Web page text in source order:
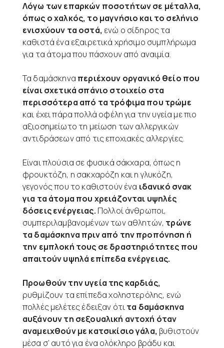
Λόγω των επαρκών ποσοτήτων σε μέταλλα,
όπως ο χαλκός, το μαγνήσιο και το σελήνιο
ενισχύουν τα οστά, ενώ ο σίδηρος τα
καθιστά ένα εξαιρετικά χρήσιμο συμπλήρωμα
για τα άτομα που πάσχουν από αναιμία.
Τα δαμάσκηνα περιέχουν οργανικό θείο που
είναι σχετικά σπάνιο στοιχείο στα
περισσότερα από τα τρόφιμα που τρώμε
και έχει πάρα πολλά οφέλη για την υγεία με πιο
αξιοσημείωτο τη μείωση των αλλεργικών
αντιδράσεων από τις εποχιακές αλλεργίες.
Είναι πλούσια σε φυσικά σάκχαρα, όπως η
φρουκτόζη, η σακχαρόζη και η γλυκόζη,
γεγονός που το καθιστούν ένα ιδανικό σνακ
για τα άτομα που χρειάζονται υψηλές
δόσεις ενέργειας. Πολλοί άνθρωποι,
συμπεριλαμβανομένων των αθλητών, τρώνε
τα δαμάσκηνα πριν από την προπόνηση ή
την εμπλοκή τους σε δραστηριότητες που
απαιτούν υψηλά επίπεδα ενέργειας.
Προωθούν την υγεία της καρδιάς,
ρυθμίζουν τα επίπεδα χοληστερόλης, ενώ
πολλές μελέτες έδειξαν ότιτα δαμάσκηνα
αυξάνουν τη σεξουαλική αντοχή όταν
αναμειχθούν με κατσικίσιο γάλα, βυθιστούν
μέσα σ’ αυτό για ένα ολόκληρο βράδυ και